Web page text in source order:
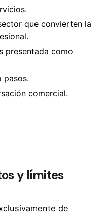
que convierten la
presentada como
pasos.
comercial.
y límites
de